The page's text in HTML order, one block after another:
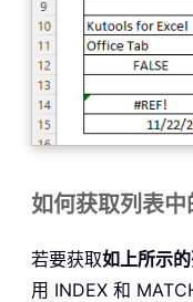
如何获取列表中
若要获取如上所示
用 INDEX 和